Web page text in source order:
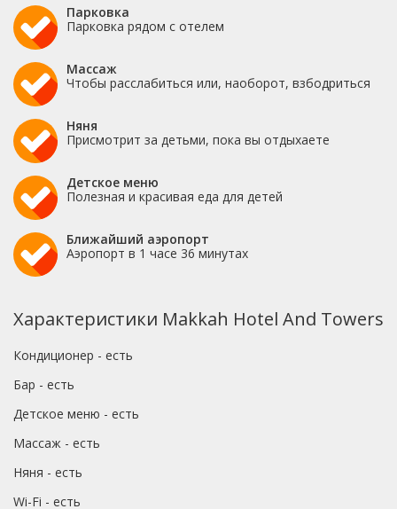
Парковка
Парковка рядом с отелем
Массаж
Чтобы расслабиться или, наоборот, взбодриться
Няня
Присмотрит за детьми, пока вы отдыхаете
Детское меню
Полезная и красивая еда для детей
Ближайший аэропорт
Аэропорт в 1 часе 36 минутах
Характеристики Makkah Hotel And Towers
Кондиционер - есть
Бар - есть
Детское меню - есть
Массаж - есть
Няня - есть
Wi-Fi - есть